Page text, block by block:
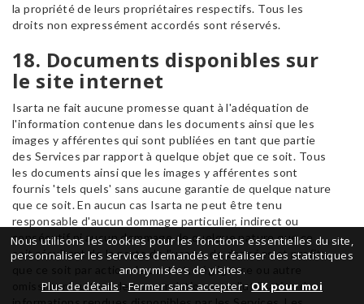
Nous utilisons les cookies pour les fonctions essentielles du site,
personnaliser les services demandés et réaliser des statistiques
anonymisées de visites.
Plus de détails - Fermer sans accepter- OK pour moi
la propriété de leurs propriétaires respectifs. Tous les
droits non expressément accordés sont réservés.
18. Documents disponibles sur
le site internet
Isarta ne fait aucune promesse quant à l'adéquation de
l'information contenue dans les documents ainsi que les
images y afférentes qui sont publiées en tant que partie
des Services par rapport à quelque objet que ce soit. Tous
les documents ainsi que les images y afférentes sont
fournis 'tels quels' sans aucune garantie de quelque nature
que ce soit. En aucun cas Isarta ne peut être tenu
responsable d'aucun dommage particulier, indirect ou
consécutif ni aucun dommage de quelque nature que ce
soit résultant de la perte de l'usage, de données et profits
que ce soit par action de contrat, négligence ou autre
omission résultant de ou en relation avec l'utilisation des